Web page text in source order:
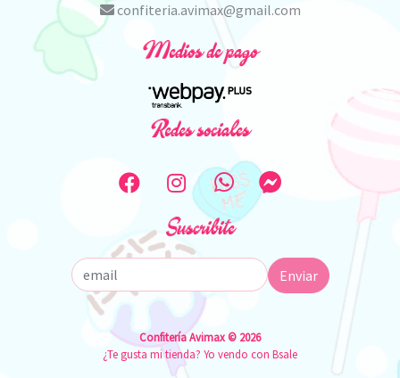
confiteria.avimax@gmail.com
Medios de pago
Redes sociales
Suscribite
Enviar
Confitería Avimax © 2026
¿Te gusta mi tienda? Yo vendo con Bsale